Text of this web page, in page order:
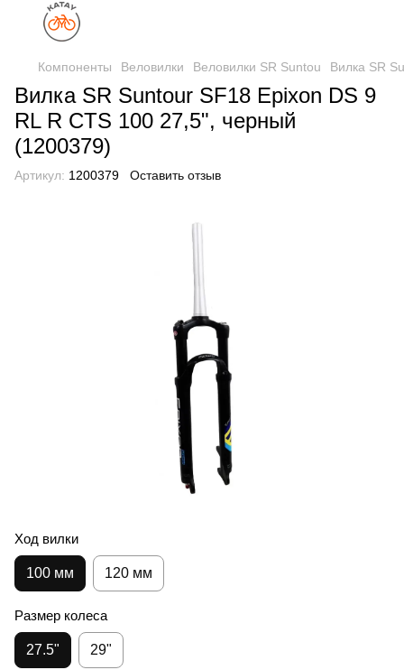
Компоненты Веловилки Веловилки SR Suntou Вилка SR
Вилка SR Suntour SF18 Epixon DS 9
RL R CTS 100 27,5", черный
(1200379)
Артикул: 1200379 Оставить отзыв
Ход вилки
100 мм 120 мм
Размер колеса
27.5" 29"